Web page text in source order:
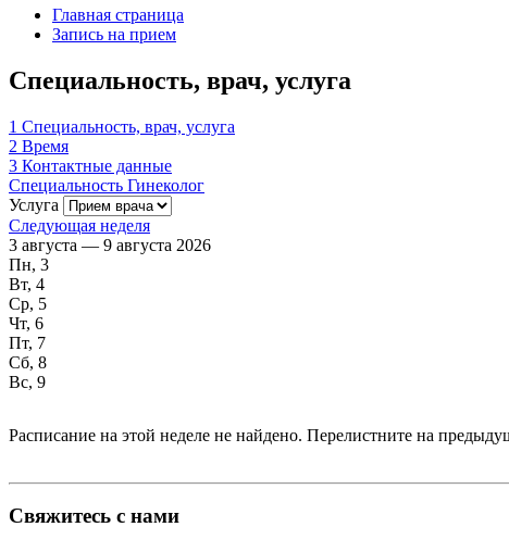
Главная страница
Запись на прием
Специальность, врач, услуга
1 Специальность, врач, услуга
2 Время
3 Контактные данные
Специальность Гинеколог
Услуга
Следующая неделя
3 августа — 9 августа 2026
Пн, 3
Вт, 4
Ср, 5
Чт, 6
Пт, 7
Сб, 8
Вс, 9
Расписание на этой неделе не найдено. Перелистните на
Свяжитесь с нами